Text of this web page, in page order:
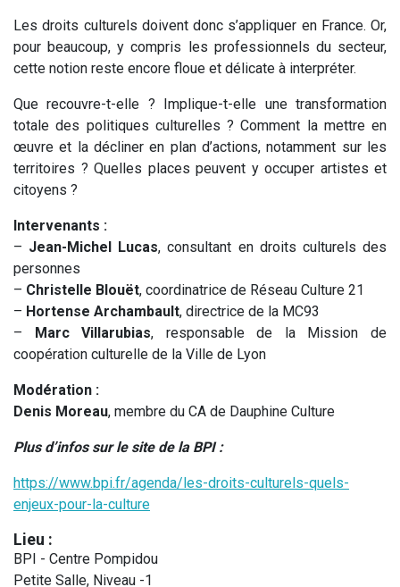
Les droits culturels doivent donc s’appliquer en France. Or,
pour beaucoup, y compris les professionnels du secteur,
cette notion reste encore floue et délicate à interpréter.
Que recouvre-t-elle ? Implique-t-elle une transformation
totale des politiques culturelles ? Comment la mettre en
œuvre et la décliner en plan d’actions, notamment sur les
territoires ? Quelles places peuvent y occuper artistes et
citoyens ?
Intervenants :
– Jean-Michel Lucas, consultant en droits culturels des
personnes
– Christelle Blouët, coordinatrice de Réseau Culture 21
– Hortense Archambault, directrice de la MC93
–
Marc Villarubias, responsable de la Mission de
coopération culturelle de la Ville de Lyon
Modération :
Denis Moreau, membre du CA de Dauphine Culture
Plus d’infos sur le site de la BPI :
https://www.bpi.fr/agenda/les-droits-culturels-quels-
enjeux-pour-la-culture
Lieu :
BPI - Centre Pompidou
Petite Salle, Niveau -1